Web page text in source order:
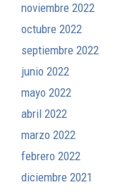
noviembre 2022
octubre 2022
septiembre 2022
junio 2022
mayo 2022
abril 2022
marzo 2022
febrero 2022
diciembre 2021